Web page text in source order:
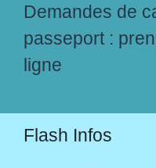
Demandes de
passeport :
ligne
Flash Infos